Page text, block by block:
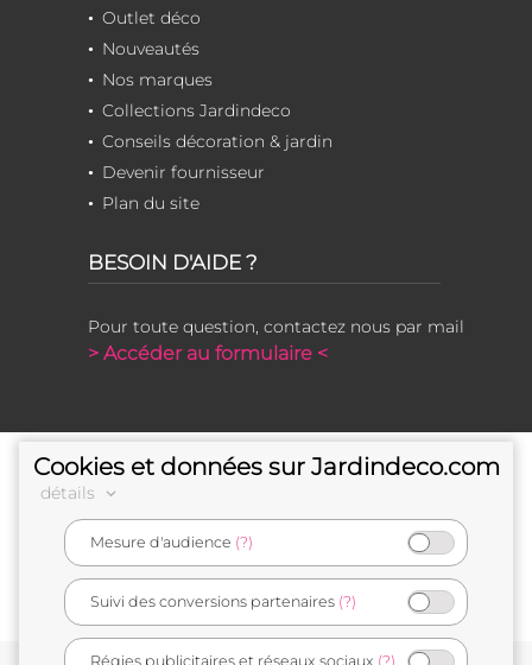
Outlet déco
Nouveautés
Nos marques
Collections Jardindeco
Conseils décoration & jardin
Devenir fournisseur
Plan du site
BESOIN D'AIDE ?
Pour toute question, contactez nous par mail
> Accéder au formulaire <
e-commerçant français
Cookies et données sur Jardindeco.com
détails
Mesure d'audience (?)
Suivi des conversions partenaires (?)
Régies publicitaires et réseaux sociaux (?)